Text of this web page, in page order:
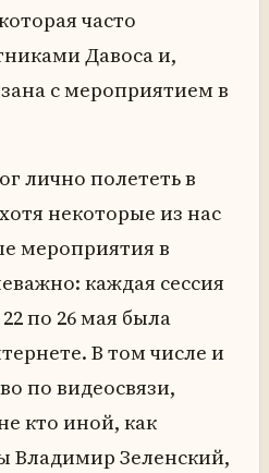
часто
Давоса и,
с мероприятием в
лично полететь в
некоторые из нас
мероприятия в
каждая сессия
22 по 26 мая была
В том числе и
по видеосвязи,
кто иной, как
Владимир Зеленский,